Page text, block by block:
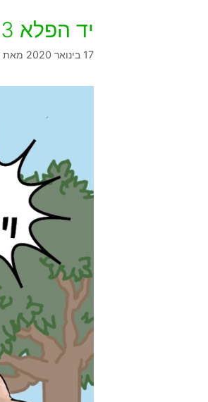
יד הפלא 13 – להיות חבר
17 בינואר 2020 מאת